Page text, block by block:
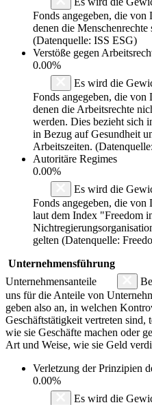
Fonds angegeben, die von
denen die
(Datenquelle: ISS ESG)
Verstöße gegen
0.00%
Es wird die
Fonds angegeben, die von
denen die Arbeitsrechte
werden. Dies bezieht sich
in Bezug auf Gesundheit
Arbeitszeiten.
Autoritäre Regimes
0.00%
Es wird die
Fonds angegeben, die von
laut dem Index "Freedom
gelten (Datenquelle:
Unternehmensführung
Unternehmensanteile
uns für die Anteile von
geben also an, in welchen
Geschäftstätigkeit vertreten
wie sie Geschäfte machen oder
Art und Weise, wie sie Geld
Verletzung der Prinzipien
0.00%
Es wird die